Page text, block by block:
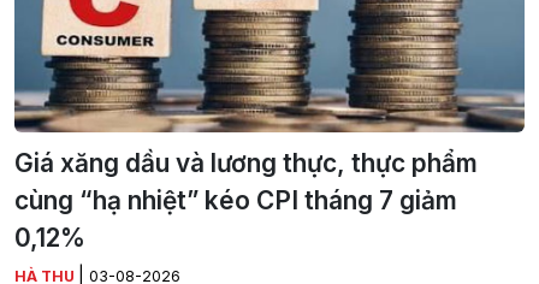
Giá xăng dầu và lương thực, thực phẩm
cùng “hạ nhiệt” kéo CPI tháng 7 giảm
0,12%
HÀ THU 03-08-2026